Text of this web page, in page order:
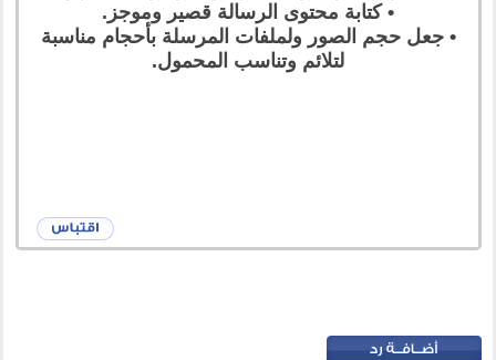
• كتابة محتوى الرسالة قصير وموجز.
• جعل حجم الصور ولملفات المرسلة بأحجام مناسبة
لتلائم وتناسب المحمول.